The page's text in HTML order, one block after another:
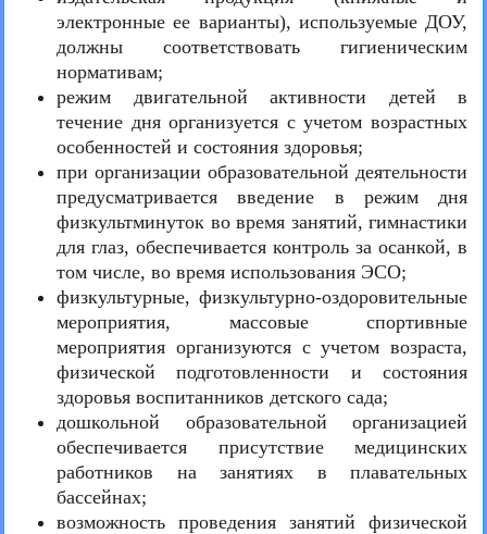
электронные ее варианты), используемые ДОУ,
должны соответствовать гигиеническим
нормативам;
режим двигательной активности детей в
течение дня организуется с учетом возрастных
особенностей и состояния здоровья;
при организации образовательной деятельности
предусматривается введение в режим дня
физкультминуток во время занятий, гимнастики
для глаз, обеспечивается контроль за осанкой, в
том числе, во время использования ЭСО;
физкультурные, физкультурно-оздоровительные
мероприятия, массовые спортивные
мероприятия организуются с учетом возраста,
физической подготовленности и состояния
здоровья воспитанников детского сада;
дошкольной образовательной организацией
обеспечивается присутствие медицинских
работников на занятиях в плавательных
бассейнах;
возможность проведения занятий физической